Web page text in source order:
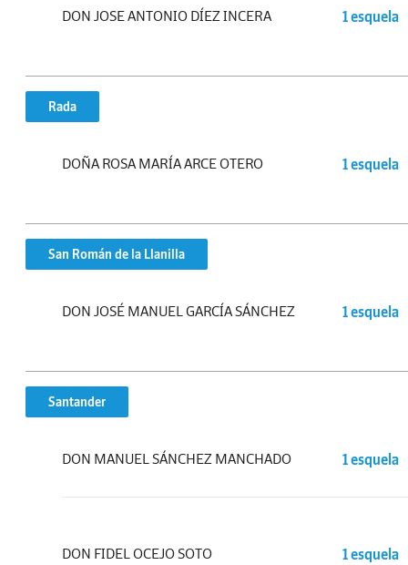
DON JOSE ANTONIO DÍEZ INCERA 1 esquela
Rada
DOÑA ROSA MARÍA ARCE OTERO 1 esquela
San Román de la Llanilla
DON JOSÉ MANUEL GARCÍA SÁNCHEZ 1 esquela
Santander
DON MANUEL SÁNCHEZ MANCHADO 1 esquela
DON FIDEL OCEJO SOTO 1 esquela